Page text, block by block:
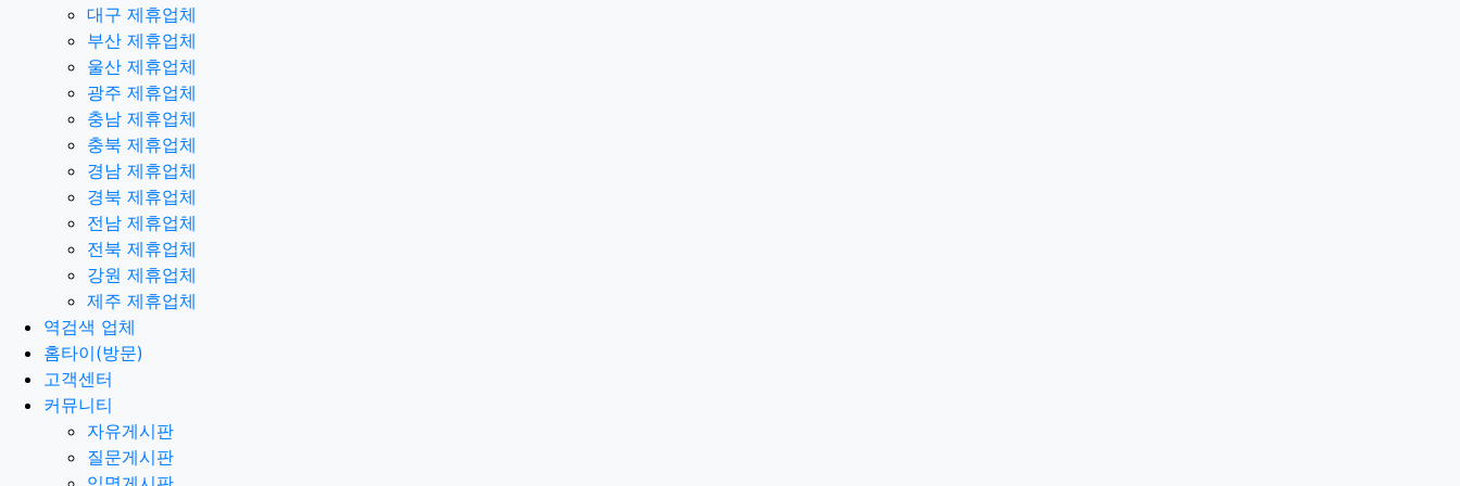
대구 제휴업체
부산 제휴업체
울산 제휴업체
광주 제휴업체
충남 제휴업체
충북 제휴업체
경남 제휴업체
경북 제휴업체
전남 제휴업체
전북 제휴업체
강원 제휴업체
제주 제휴업체
역검색 업체
홈타이(방문)
고객센터
커뮤니티
자유게시판
질문게시판